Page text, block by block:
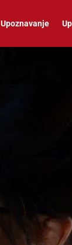
Upoznavanje